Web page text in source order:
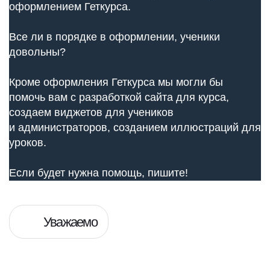
оформлением Геткурса.
Все ли в порядке в оформлении, ученики
довольны?
Кроме оформления Геткурса мы могли бы
помочь вам с разработкой сайта для курса,
создаем виджетов для учеников
и администраторов, созданием иллюстраций для
уроков.
Если будет нужна помощь, пишите!
Уважаемо